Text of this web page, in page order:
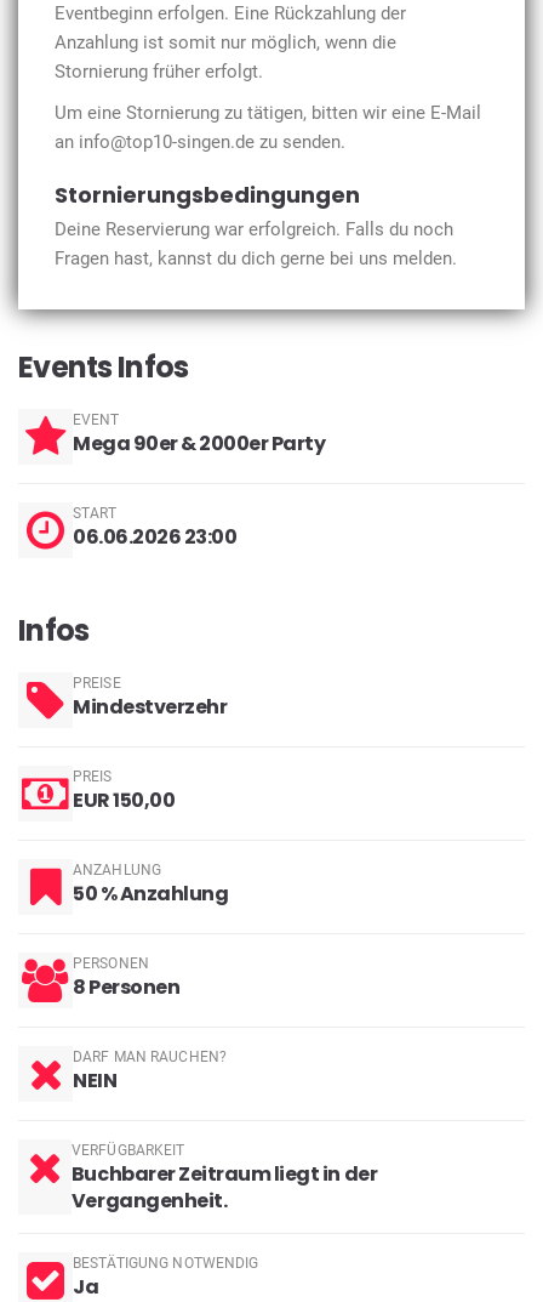
Eventbeginn erfolgen. Eine Rückzahlung der
Anzahlung ist somit nur möglich, wenn die
Stornierung früher erfolgt.
Um eine Stornierung zu tätigen, bitten wir eine E-Mail
an info@top10-singen.de zu senden.
Stornierungsbedingungen
Deine Reservierung war erfolgreich. Falls du noch
Fragen hast, kannst du dich gerne bei uns melden.
Events Infos
EVENT
Mega 90er & 2000er Party
START
06.06.2026 23:00
Infos
PREISE
Mindestverzehr
PREIS
EUR 150,00
ANZAHLUNG
50 % Anzahlung
PERSONEN
8 Personen
DARF MAN RAUCHEN?
NEIN
VERFÜGBARKEIT
Buchbarer Zeitraum liegt in der
Vergangenheit.
BESTÄTIGUNG NOTWENDIG
Ja